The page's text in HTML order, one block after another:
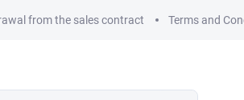
from the sales contract Terms and